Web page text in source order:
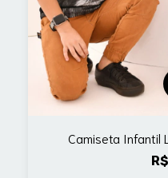
Camiseta Infantil